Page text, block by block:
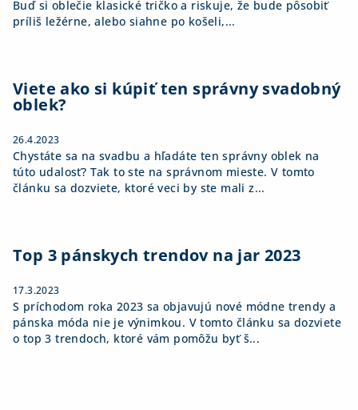
Buď si oblečie klasické tričko a riskuje, že bude pôsobiť
príliš ležérne, alebo siahne po košeli,...
Viete ako si kúpiť ten správny svadobný
oblek?
26.4.2023
Chystáte sa na svadbu a hľadáte ten správny oblek na
túto udalosť? Tak to ste na správnom mieste. V tomto
článku sa dozviete, ktoré veci by ste mali z...
Top 3 pánskych trendov na jar 2023
17.3.2023
S príchodom roka 2023 sa objavujú nové módne trendy a
pánska móda nie je výnimkou. V tomto článku sa dozviete
o top 3 trendoch, ktoré vám pomôžu byť š...